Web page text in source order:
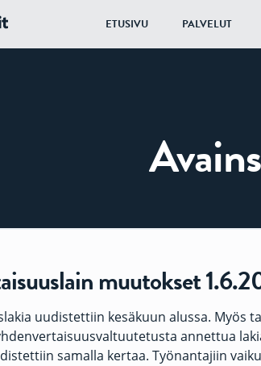
ETUSIVU PALVELUT
muutokset
uudistettiin kesäkuun alussa. Myös
annettua
samalla kertaa. Työnantajiin